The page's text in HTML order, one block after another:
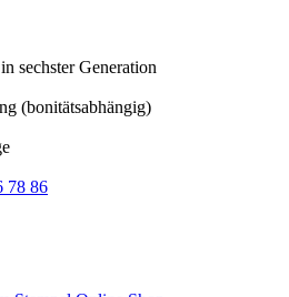
sechster Gene­ration
(bonitätsabhängig)
78 86